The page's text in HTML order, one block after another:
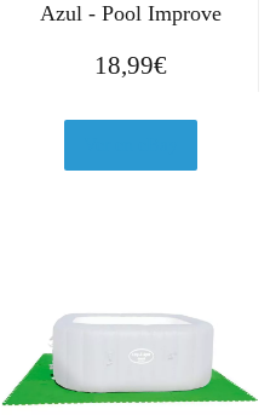
Azul - Pool Improve
18,99€